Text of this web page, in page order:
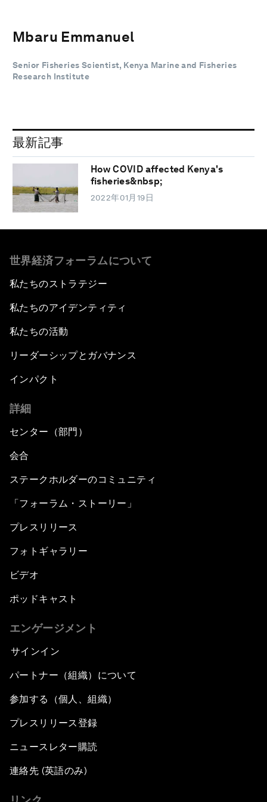
Mbaru Emmanuel
Senior Fisheries Scientist, Kenya Marine and Fisheries
Research Institute
最新記事
How COVID affected Kenya's
fisheries&nbsp;
2022年01月19日
世界経済フォーラムについて
私たちのストラテジー
私たちのアイデンティティ
私たちの活動
リーダーシップとガバナンス
インパクト
詳細
センター（部門）
会合
ステークホルダーのコミュニティ
「フォーラム・ストーリー」
プレスリリース
フォトギャラリー
ビデオ
ポッドキャスト
エンゲージメント
サインイン
パートナー（組織）について
参加する（個人、組織）
プレスリリース登録
ニュースレター購読
連絡先 (英語のみ)